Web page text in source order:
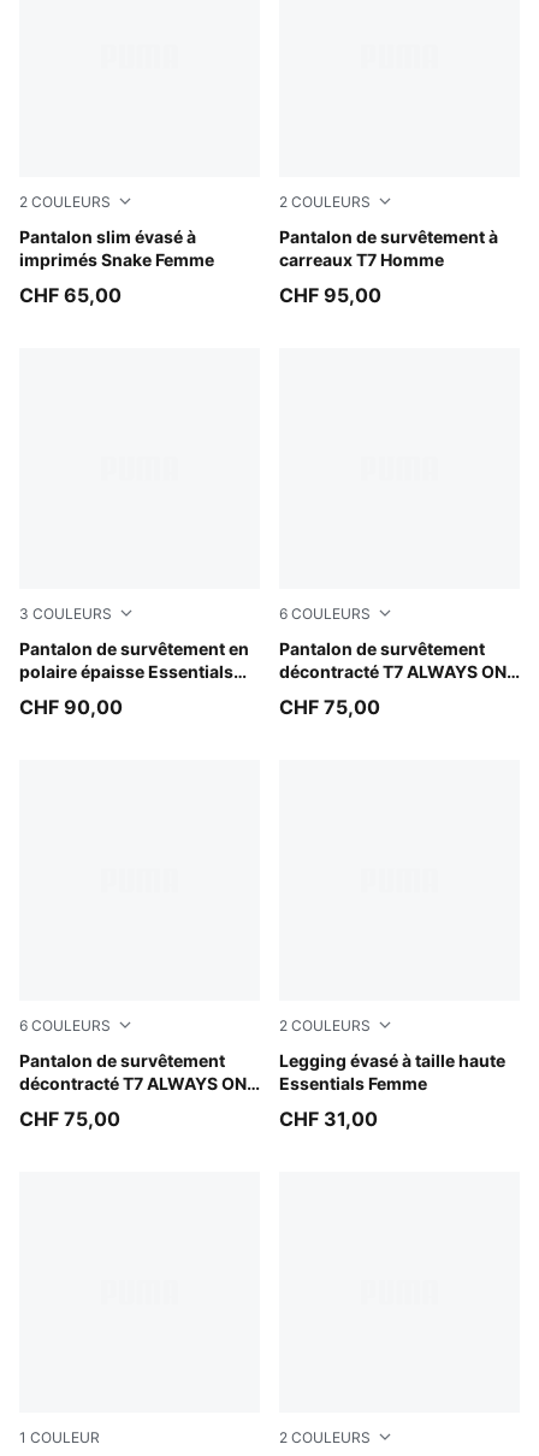
2 COULEURS
Pantalon slim évasé à
imprimés Snake Femme
Puma Black
CHF 65,00
2 COULEURS
Pantalon de survêtement à
carreaux T7 Homme
Chocolate Fondue
CHF 95,00
3 COULEURS
Pantalon de survêtement en
polaire épaisse Essentials
White Glow Heather
CHF 90,00
6 COULEURS
Pantalon de survêtement
décontracté T7 ALWAYS ON
Midnight Petrol
CHF 75,00
6 COULEURS
Pantalon de survêtement
décontracté T7 ALWAYS ON
Buttercream-Inky Depths
CHF 75,00
2 COULEURS
Legging évasé à taille haute
Essentials Femme
Puma Black
CHF 31,00
1 COULEUR 2 COULEURS